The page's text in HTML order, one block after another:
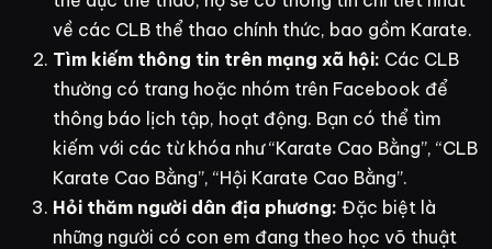
về các CLB thể thao chính thức, bao gồm Karate.
Tìm kiếm thông tin trên mạng xã hội: Các CLB
thường có trang hoặc nhóm trên Facebook để
thông báo lịch tập, hoạt động. Bạn có thể tìm
kiếm với các từ khóa như “Karate Cao Bằng”, “CLB
Karate Cao Bằng”, “Hội Karate Cao Bằng”.
Hỏi thăm người dân địa phương: Đặc biệt là
những người có con em đang theo học võ thuật